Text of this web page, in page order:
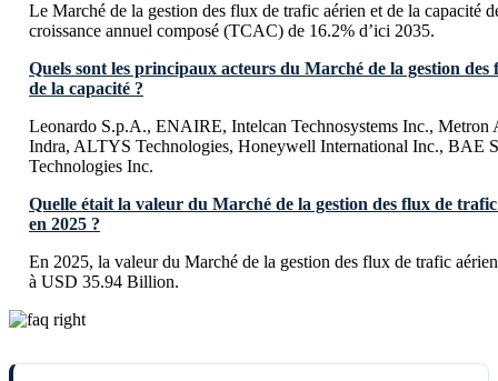
Le Marché de la gestion des flux de trafic aérien et de la capacité
croissance annuel composé (TCAC) de 16.2% d’ici 2035.
Quels sont les principaux acteurs du Marché de la gestion
de la capacité ?
Leonardo S.p.A., ENAIRE, Intelcan Technosystems Inc., Metron
Indra, ALTYS Technologies, Honeywell International Inc., BAE
Technologies Inc.
Quelle était la valeur du Marché de la gestion des flux de
en 2025 ?
En 2025, la valeur du Marché de la gestion des flux de trafic
à USD 35.94 Billion.